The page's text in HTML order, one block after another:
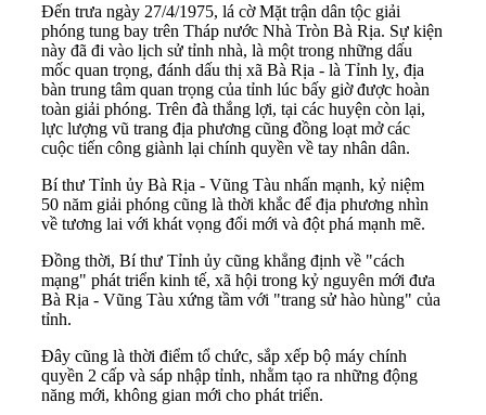
Đến trưa ngày 27/4/1975, lá cờ Mặt trận dân tộc giải
phóng tung bay trên Tháp nước Nhà Tròn Bà Rịa. Sự kiện
này đã đi vào lịch sử tỉnh nhà, là một trong những dấu
mốc quan trọng, đánh dấu thị xã Bà Rịa - là Tỉnh lỵ, địa
bàn trung tâm quan trọng của tỉnh lúc bấy giờ được hoàn
toàn giải phóng. Trên đà thắng lợi, tại các huyện còn lại,
lực lượng vũ trang địa phương cũng đồng loạt mở các
cuộc tiến công giành lại chính quyền về tay nhân dân.
Bí thư Tỉnh ủy Bà Rịa - Vũng Tàu nhấn mạnh, kỷ niệm
50 năm giải phóng cũng là thời khắc để địa phương nhìn
về tương lai với khát vọng đổi mới và đột phá mạnh mẽ.
Đồng thời, Bí thư Tỉnh ủy cũng khẳng định về "cách
mạng" phát triển kinh tế, xã hội trong kỷ nguyên mới đưa
Bà Rịa - Vũng Tàu xứng tầm với "trang sử hào hùng" của
tỉnh.
Đây cũng là thời điểm tổ chức, sắp xếp bộ máy chính
quyền 2 cấp và sáp nhập tỉnh, nhằm tạo ra những động
năng mới, không gian mới cho phát triển.